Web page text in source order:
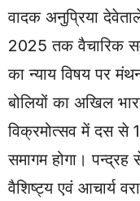
वादक अनुप्रिया
2025 तक वैचारिक
का न्याय विषय पर
बोलियों का अखिल
विक्रमोत्सव में दस से
समागम होगा। पन्द्रह
वैशिष्ट्य एवं आचार्य